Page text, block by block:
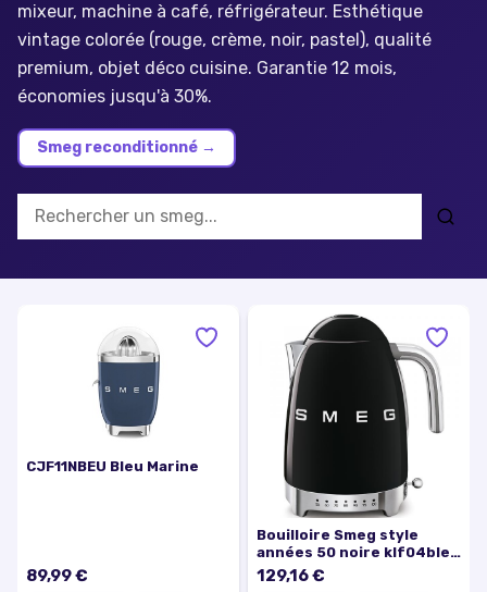
mixeur, machine à café, réfrigérateur. Esthétique
vintage colorée (rouge, crème, noir, pastel), qualité
premium, objet déco cuisine. Garantie 12 mois,
économies jusqu'à 30%.
Smeg reconditionné →
CJF11NBEU Bleu Marine
89,99 €
Bouilloire Smeg style
années 50 noire klf04bleu
- Excellent état
129,16 €